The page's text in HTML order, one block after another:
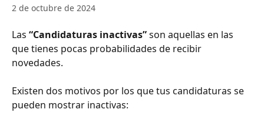
2 de octubre de 2024
Las “Candidaturas inactivas” son aquellas en las
que tienes pocas probabilidades de recibir
novedades.
Existen dos motivos por los que tus candidaturas se
pueden mostrar inactivas: